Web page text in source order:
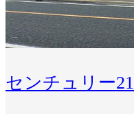
センチュリー21